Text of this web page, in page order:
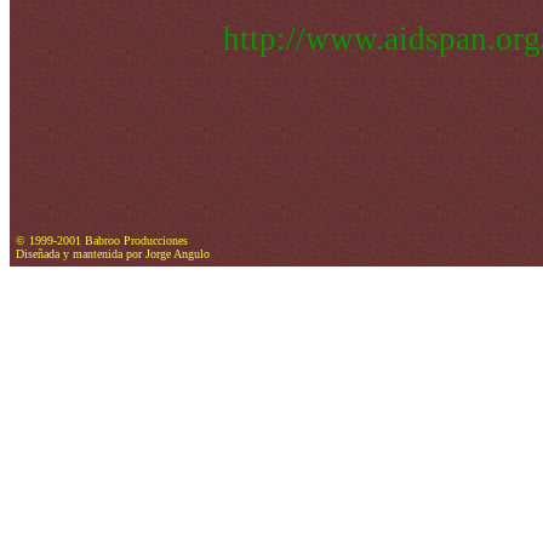
http://
© 1999-2001 Babroo Producciones
Diseñada y mantenida por Jorge Angulo